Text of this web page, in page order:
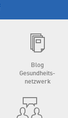
Blog
Gesundheits­
netzwerk